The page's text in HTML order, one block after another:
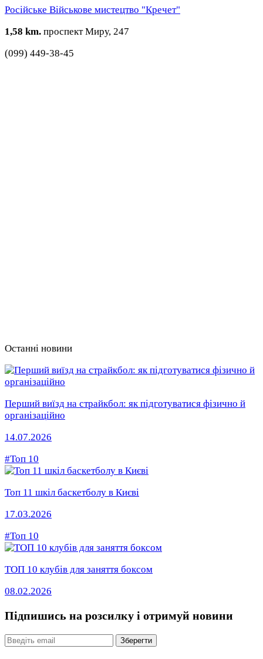
Російське Військове мистецтво "Кречет"
1,58 km. проспект Миру, 247
(099) 449-38-45
Останні новини
Перший виїзд на страйкбол: як підготуватися фізично й
організаційно
14.07.2026
#Топ 10
Топ 11 шкіл баскетболу в Києві
17.03.2026
#Топ 10
ТОП 10 клубів для заняття боксом
08.02.2026
Підпишись на розсилку і отримуй новини
Email Зберегти